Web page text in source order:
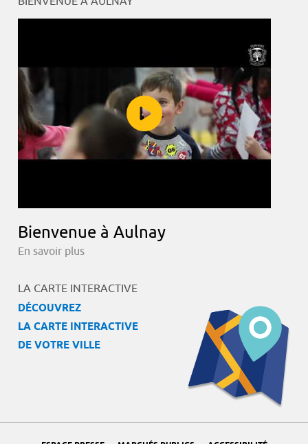
Bienvenue à Aulnay
En savoir plus
LA CARTE INTERACTIVE
DÉCOUVREZ
LA CARTE INTERACTIVE
DE VOTRE VILLE